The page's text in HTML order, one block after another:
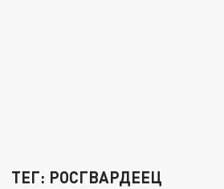
ТЕГ: РОСГВАРДЕЕЦ